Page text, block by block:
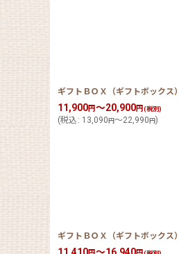
ギフトＢＯＸ（ギフトボック
11,900円～20,900円(税別)
(税込 : 13,090円～22,990円)
ギフトＢＯＸ（ギフトボック